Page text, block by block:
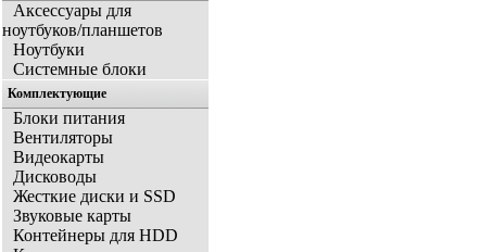
Аксессуары для
ноутбуков/планшетов
Ноутбуки
Системные блоки
Комплектующие
Блоки питания
Вентиляторы
Видеокарты
Дисководы
Жесткие диски и SSD
Звуковые карты
Контейнеры для HDD